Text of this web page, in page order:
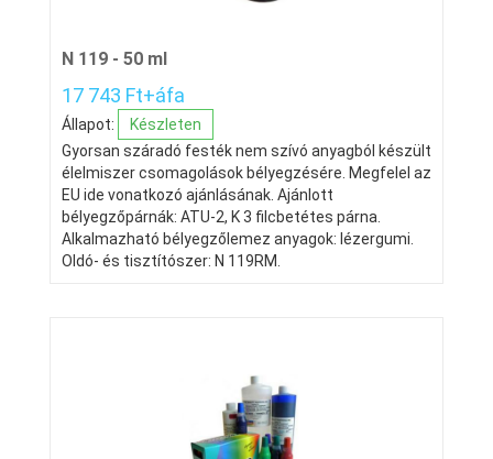
N 119 - 50 ml
17 743 Ft+áfa
Állapot:
Készleten
Gyorsan száradó festék nem szívó anyagból készült
élelmiszer csomagolások bélyegzésére. Megfelel az
EU ide vonatkozó ajánlásának. Ajánlott
bélyegzőpárnák: ATU-2, K 3 filcbetétes párna.
Alkalmazható bélyegzőlemez anyagok: lézergumi.
Oldó- és tisztítószer: N 119RM.